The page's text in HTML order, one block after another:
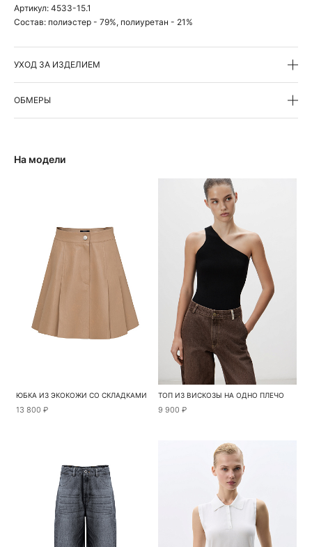
Артикул: 4533-15.1
Состав: полиэстер - 79%, полиуретан - 21%
УХОД ЗА ИЗДЕЛИЕМ
ОБМЕРЫ
На модели
ЮБКА ИЗ ЭКОКОЖИ СО СКЛАДКАМИ
13 800 ₽
ТОП ИЗ ВИСКОЗЫ НА ОДНО ПЛЕЧО
9 900 ₽